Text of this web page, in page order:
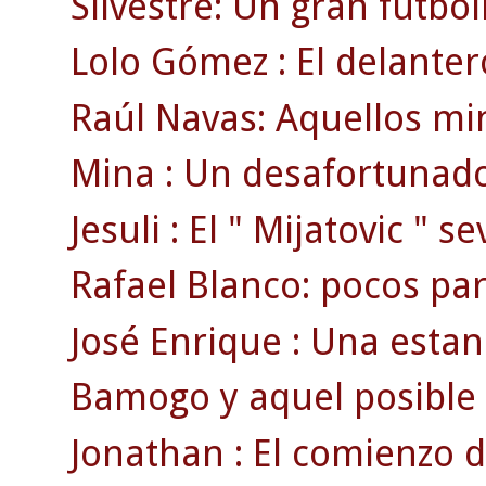
Lolo Gómez : El
Raúl Navas: Aquellos
Mina : Un
Jesuli : El " Mijatovic "
Rafael Blanco: pocos
José Enrique : Una
Bamogo y aquel
Jonathan : El comienzo